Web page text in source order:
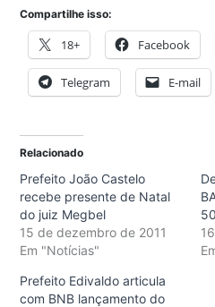
Compartilhe isso:
18+ Facebook
Telegram E-mail
Relacionado
Prefeito João Castelo
recebe presente de Natal
do juiz Megbel
15 de dezembro de 2011
Em "Notícias"
Prefeito Edivaldo articula
com BNB lançamento do